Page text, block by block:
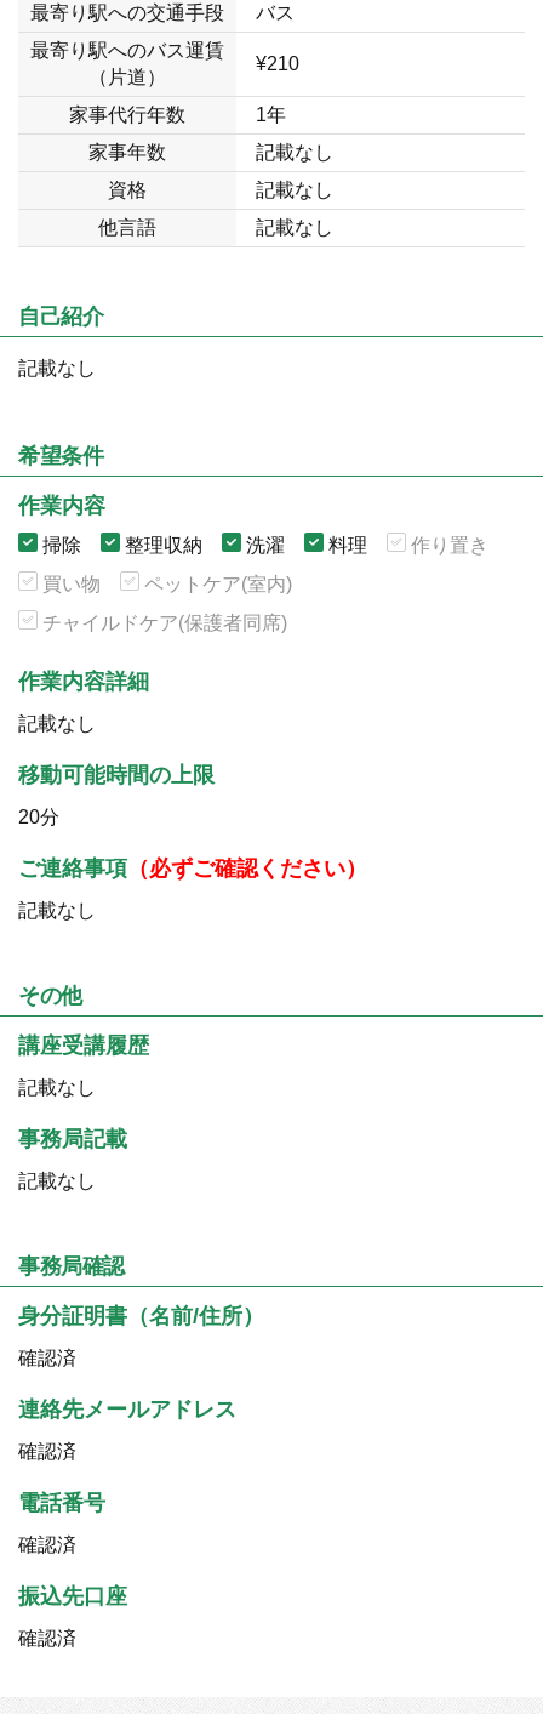
最寄り駅への交通手段
バス
最寄り駅へのバス運賃
（片道）
¥210
家事代行年数
1年
家事年数
記載なし
資格
記載なし
他言語
記載なし
自己紹介
記載なし
希望条件
作業内容
掃除 整理収納 洗濯 料理
作り置き
買い物
ペットケア(室内)
チャイルドケア(保護者同席)
作業内容詳細
記載なし
移動可能時間の上限
20分
ご連絡事項 （必ずご確認ください）
記載なし
その他
講座受講履歴
記載なし
事務局記載
記載なし
事務局確認
身分証明書（名前/住所）
確認済
連絡先メールアドレス
確認済
電話番号
確認済
振込先口座
確認済